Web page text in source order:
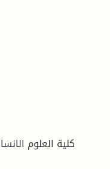
كلية العلوم